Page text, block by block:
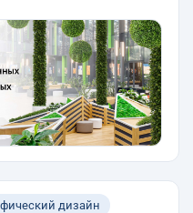
дизайн